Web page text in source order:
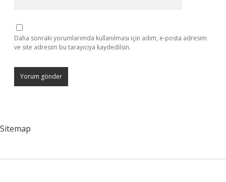
Daha sonraki yorumlarımda kullanılması için adım, e-posta adresim
ve site adresim bu tarayıcıya kaydedilsin.
Sitemap